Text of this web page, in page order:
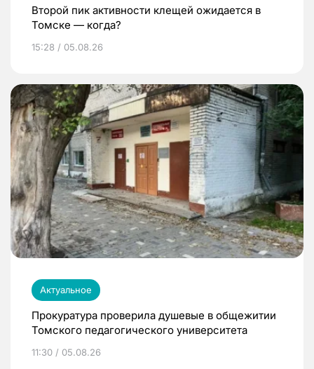
Второй пик активности клещей ожидается в
Томске — когда?
15:28 / 05.08.26
Актуальное
Прокуратура проверила душевые в общежитии
Томского педагогического университета
11:30 / 05.08.26